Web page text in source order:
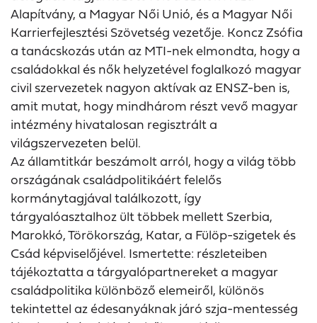
Alapítvány, a Magyar Női Unió, és a Magyar Női
Karrierfejlesztési Szövetség vezetője. Koncz Zsófia
a tanácskozás után az MTI-nek elmondta, hogy a
családokkal és nők helyzetével foglalkozó magyar
civil szervezetek nagyon aktívak az ENSZ-ben is,
amit mutat, hogy mindhárom részt vevő magyar
intézmény hivatalosan regisztrált a
világszervezeten belül.
Az államtitkár beszámolt arról, hogy a világ több
országának családpolitikáért felelős
kormánytagjával találkozott, így
tárgyalóasztalhoz ült többek mellett Szerbia,
Marokkó, Törökország, Katar, a Fülöp-szigetek és
Csád képviselőjével. Ismertette: részleteiben
tájékoztatta a tárgyalópartnereket a magyar
családpolitika különböző elemeiről, különös
tekintettel az édesanyáknak járó szja-mentesség